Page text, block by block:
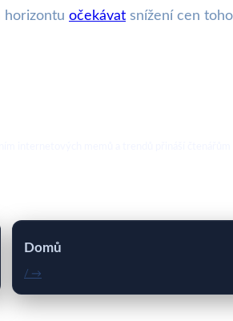
horizontu očekávat snížení cen
Domů
/ →